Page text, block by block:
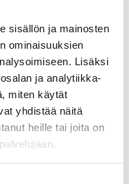
sisällön ja mainosten
ominaisuuksien
Lisäksi
ja analytiikka-
miten käytät
yhdistää näitä
heille tai joita on
ENÄÄ VOIMASSA